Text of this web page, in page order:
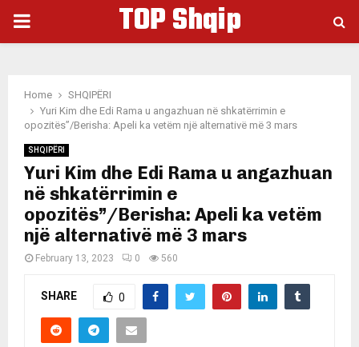
PRIMARY
TOP Shqip
Home
SHQIPËRI
Yuri Kim dhe Edi Rama u angazhuan në shkatërrimin e
opozitës”/Berisha: Apeli ka vetëm një alternativë më 3 mars
SHQIPËRI
Yuri Kim dhe Edi Rama u angazhuan
në shkatërrimin e
opozitës”/Berisha: Apeli ka vetëm
një alternativë më 3 mars
February 13, 2023 0 560
SHARE 0